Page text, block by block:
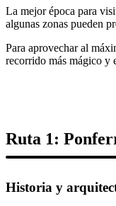
La mejor época para
algunas zonas pueden
Para aprovechar al
recorrido más mágico y
Ruta 1:
Historia y